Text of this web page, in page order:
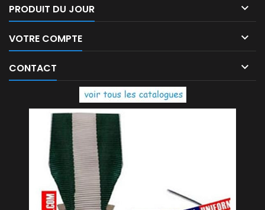
PRODUIT DU JOUR 
VOTRE COMPTE 
CONTACT 